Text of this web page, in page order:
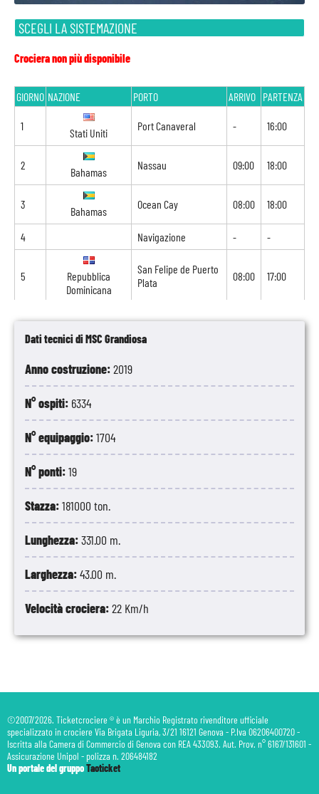
Dati tecnici di MSC Grandiosa
Anno costruzione:2019
N° ospiti: 6334
N° equipaggio:1704
N° ponti:19
Stazza:181000 ton.
Lunghezza:331.00 m.
Larghezza:43.00 m.
Velocità crociera:22 Km/h
SCEGLI LA SISTEMAZIONE
Crociera non più disponibile
GIORNO NAZIONE PORTO ARRIVO PARTENZA
1
Stati Uniti
Port Canaveral - 16:00
2
Bahamas
Nassau 09:00 18:00
3
Bahamas
Ocean Cay 08:00 18:00
4 Navigazione - -
5
Repubblica
Dominicana
San Felipe de Puerto
Plata
08:00 17:00
Navigazione
8
©2007/2026. Ticketcrociere ® è un Marchio Registrato rivenditore ufficiale
specializzato in crociere Via Brigata Liguria, 3/21 16121 Genova - P.Iva 06206400720 -
Iscritta alla Camera di Commercio di Genova con REA 433093. Aut. Prov. n° 6167/131601 -
Assicurazione Unipol - polizza n. 206484182
Un portale del gruppoTaoticket